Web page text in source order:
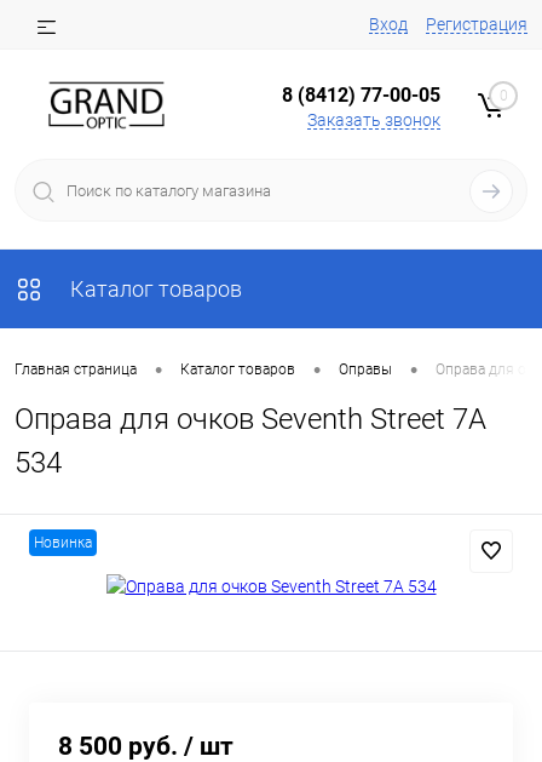
Вход Регистрация
8 (8412) 77-00-05
Заказать звонок
0
Каталог товаров
Главная страница • Каталог товаров • Оправы • Оправа для
Оправа для очков Seventh Street 7A
534
Новинка
8 500 руб. / шт